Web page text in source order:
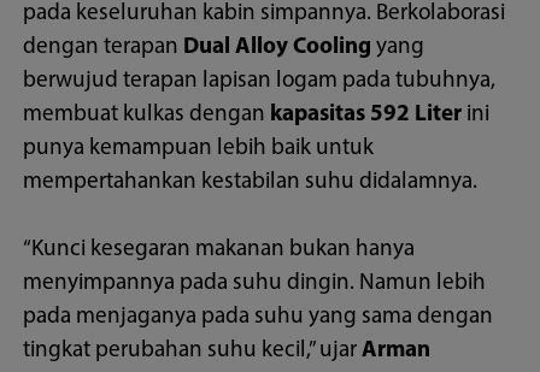
pada keseluruhan kabin simpannya. Berkolaborasi
dengan terapan Dual Alloy Coolingyang
berwujud terapan lapisan logam pada tubuhnya,
membuat kulkas dengan kapasitas 592 Liter ini
punya kemampuan lebih baik untuk
mempertahankan kestabilan suhu didalamnya.
“Kunci kesegaran makanan bukan hanya
menyimpannya pada suhu dingin. Namun lebih
pada menjaganya pada suhu yang sama dengan
tingkat perubahan suhu kecil,” ujarArman